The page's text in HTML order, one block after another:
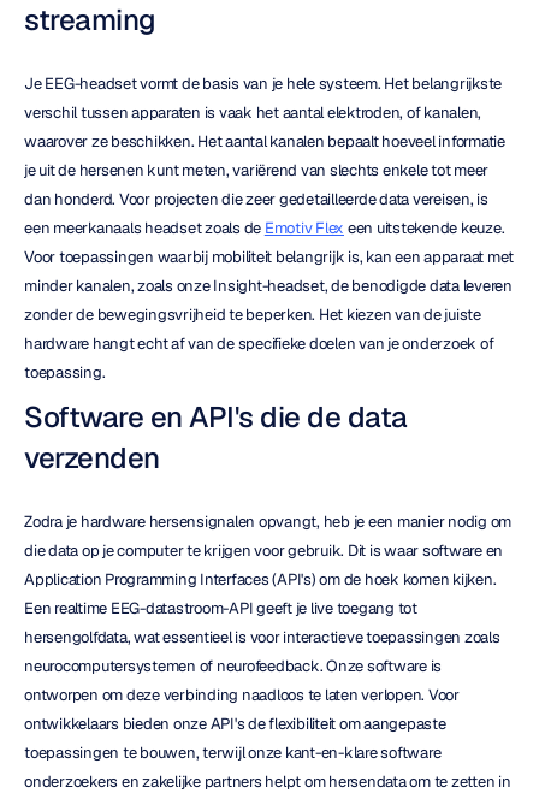
streaming
Je EEG-headset vormt de basis van je hele systeem. Het belangrijkste
verschil tussen apparaten is vaak het aantal elektroden, of kanalen,
waarover ze beschikken. Het aantal kanalen bepaalt hoeveel informatie
je uit de hersenen kunt meten, variërend van slechts enkele tot meer
dan honderd. Voor projecten die zeer gedetailleerde data vereisen, is
een meerkanaals headset zoals de Emotiv Flex een uitstekende keuze.
Voor toepassingen waarbij mobiliteit belangrijk is, kan een apparaat met
minder kanalen, zoals onze Insight-headset, de benodigde data leveren
zonder de bewegingsvrijheid te beperken. Het kiezen van de juiste
hardware hangt echt af van de specifieke doelen van je onderzoek of
toepassing.
Software en API's die de data
verzenden
Zodra je hardware hersensignalen opvangt, heb je een manier nodig om
die data op je computer te krijgen voor gebruik. Dit is waar software en
Application Programming Interfaces (API's) om de hoek komen kijken.
Een realtime EEG-datastroom-API geeft je live toegang tot
hersengolfdata, wat essentieel is voor interactieve toepassingen zoals
neurocomputersystemen of neurofeedback. Onze software is
ontworpen om deze verbinding naadloos te laten verlopen. Voor
ontwikkelaars bieden onze API's de flexibiliteit om aangepaste
toepassingen te bouwen, terwijl onze kant-en-klare software
onderzoekers en zakelijke partners helpt om hersendata om te zetten in